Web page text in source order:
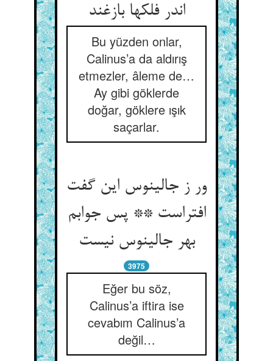
اندر فلکها بازغند
Bu yüzden onlar,
Calinus’a da aldırış
etmezler, âleme de…
Ay gibi göklerde
doğar, göklere ışık
saçarlar.
ور ز جالینوس این گفت
افتراست ** پس جوابم
بهر جالینوس نیست
3975
Eğer bu söz,
Calinus’a iftira ise
cevabım Calinus’a
değil…